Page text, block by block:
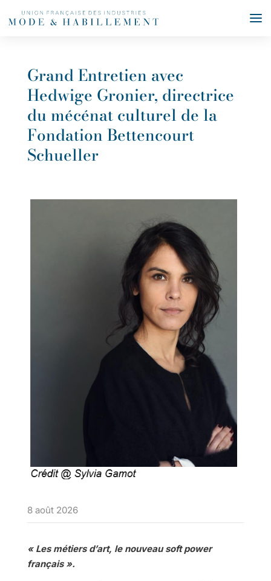
Grand Entretien avec
Hedwige Gronier, directrice
du mécénat culturel de la
Fondation Bettencourt
Schueller
8 août 2026
« Les métiers d’art, le nouveau soft power
français ».